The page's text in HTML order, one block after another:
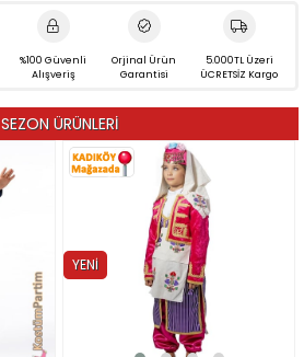
%100 Güvenli
Alışveriş
Orjinal Ürün
Garantisi
5.000TL Üzeri
ÜCRETSİZ Kargo
SEZON ÜRÜNLERİ
YENI